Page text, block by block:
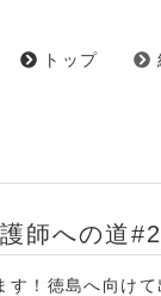
トップ
師への道#2
す！徳島へ向け